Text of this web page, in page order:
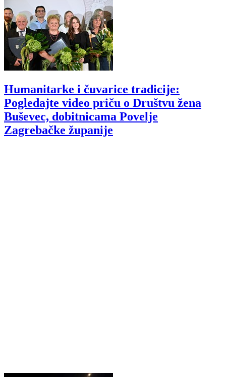
Humanitarke i čuvarice tradicije:
Pogledajte video priču o Društvu žena
Buševec, dobitnicama Povelje
Zagrebačke županije